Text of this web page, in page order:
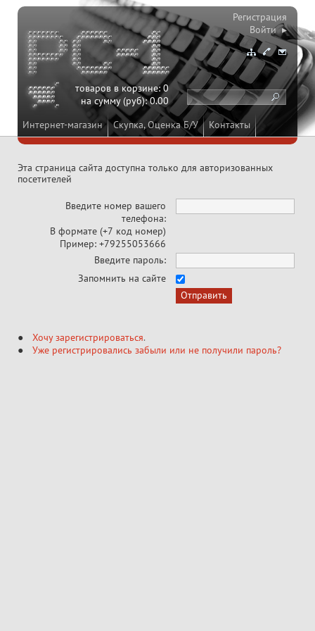
Интернет-магазин Скупка, Оценка Б/У Контакты
товаров в корзине:0
на сумму (руб):0.00
Регистрация
Войти ▸
Эта страница сайта доступна только для авторизованных
посетителей
Введите номер вашего
телефона:
В формате (+7 код номер)
Пример: +79255053666
Введите пароль:
Запомнить на сайте
Хочу зарегистрироваться.
Уже регистрировались забыли или не получили пароль?